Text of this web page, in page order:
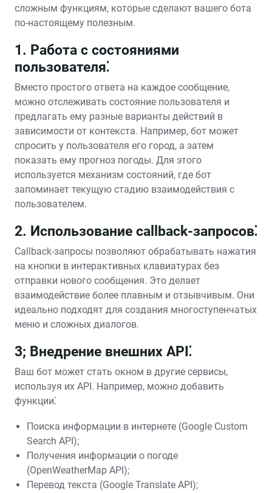
сложным функциям, которые сделают вашего бота
по-настоящему полезным.
1. Работа с состояниями
пользователя⁚
Вместо простого ответа на каждое сообщение,
можно отслеживать состояние пользователя и
предлагать ему разные варианты действий в
зависимости от контекста. Например, бот может
спросить у пользователя его город, а затем
показать ему прогноз погоды. Для этого
используется механизм состояний, где бот
запоминает текущую стадию взаимодействия с
пользователем.
2. Использование callback-запросов⁚
Callback-запросы позволяют обрабатывать нажатия
на кнопки в интерактивных клавиатурах без
отправки нового сообщения. Это делает
взаимодействие более плавным и отзывчивым. Они
идеально подходят для создания многоступенчатых
меню и сложных диалогов.
3; Внедрение внешних API⁚
Ваш бот может стать окном в другие сервисы,
используя их API. Например, можно добавить
функции⁚
Поиска информации в интернете (Google Custom
Search API);
Получения информации о погоде
(OpenWeatherMap API);
Перевод текста (Google Translate API);